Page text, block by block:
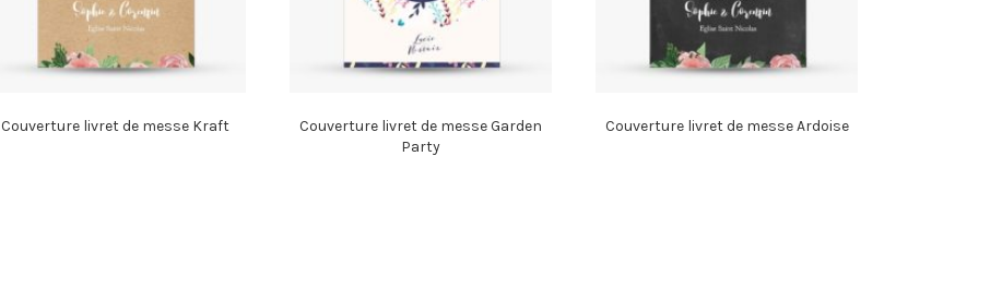
Couverture livret de messe Kraft
Couverture livret de messe Garden
Party
Couverture livret de messe Ardoise